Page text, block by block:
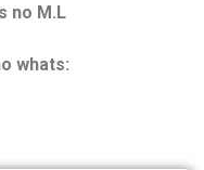
no M.L
whats: